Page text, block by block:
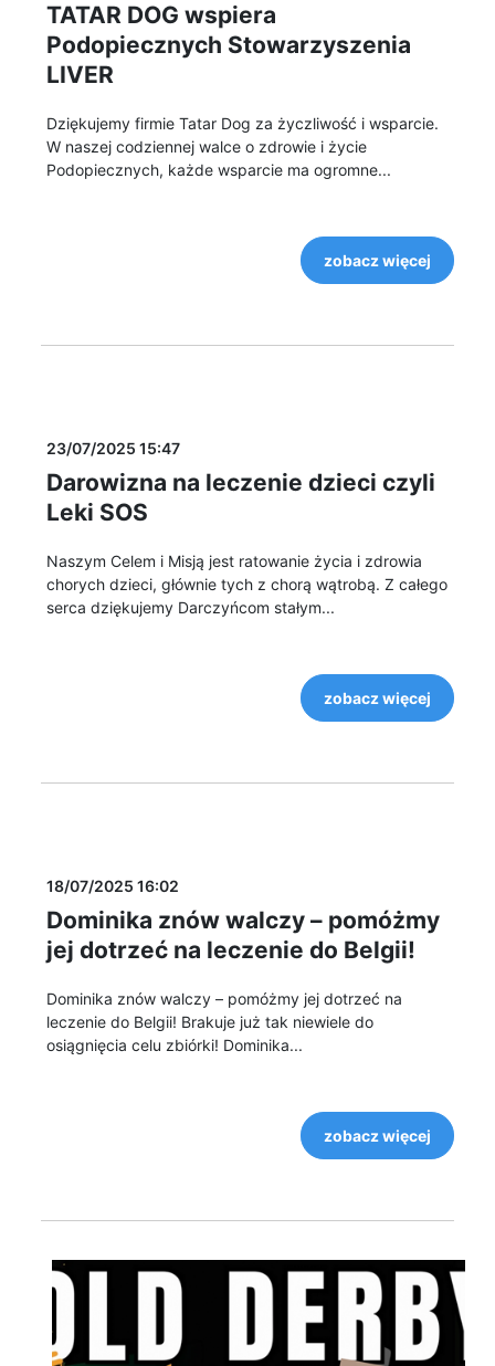
TATAR DOG wspiera
Podopiecznych Stowarzyszenia
LIVER
Dziękujemy firmie Tatar Dog za życzliwość i wsparcie.
W naszej codziennej walce o zdrowie i życie
Podopiecznych, każde wsparcie ma ogromne...
zobacz więcej
23/07/2025 15:47
Darowizna na leczenie dzieci czyli
Leki SOS
Naszym Celem i Misją jest ratowanie życia i zdrowia
chorych dzieci, głównie tych z chorą wątrobą. Z całego
serca dziękujemy Darczyńcom stałym...
zobacz więcej
18/07/2025 16:02
Dominika znów walczy – pomóżmy
jej dotrzeć na leczenie do Belgii!
Dominika znów walczy – pomóżmy jej dotrzeć na
leczenie do Belgii! Brakuje już tak niewiele do
osiągnięcia celu zbiórki! Dominika...
zobacz więcej